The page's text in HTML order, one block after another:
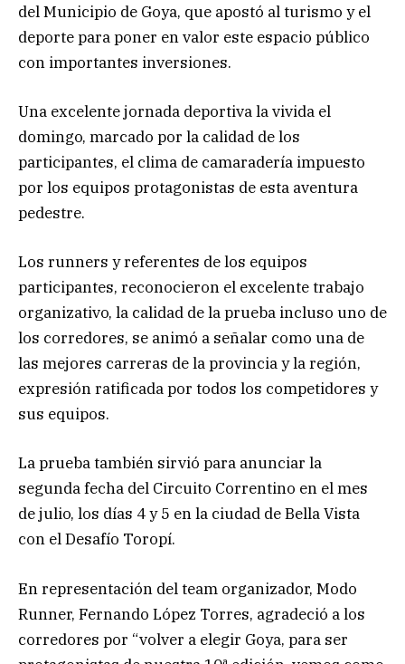
del Municipio de Goya, que apostó al turismo y el
deporte para poner en valor este espacio público
con importantes inversiones.
Una excelente jornada deportiva la vivida el
domingo, marcado por la calidad de los
participantes, el clima de camaradería impuesto
por los equipos protagonistas de esta aventura
pedestre.
Los runners y referentes de los equipos
participantes, reconocieron el excelente trabajo
organizativo, la calidad de la prueba incluso uno de
los corredores, se animó a señalar como una de
las mejores carreras de la provincia y la región,
expresión ratificada por todos los competidores y
sus equipos.
La prueba también sirvió para anunciar la
segunda fecha del Circuito Correntino en el mes
de julio, los días 4 y 5 en la ciudad de Bella Vista
con el Desafío Toropí.
En representación del team organizador, Modo
Runner, Fernando López Torres, agradeció a los
corredores por “volver a elegir Goya, para ser